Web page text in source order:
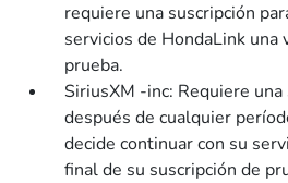
requiere una suscripción
servicios de HondaLink una
prueba.
SiriusXM -inc: Requiere una
después de cualquier
decide continuar con su
final de su suscripción de